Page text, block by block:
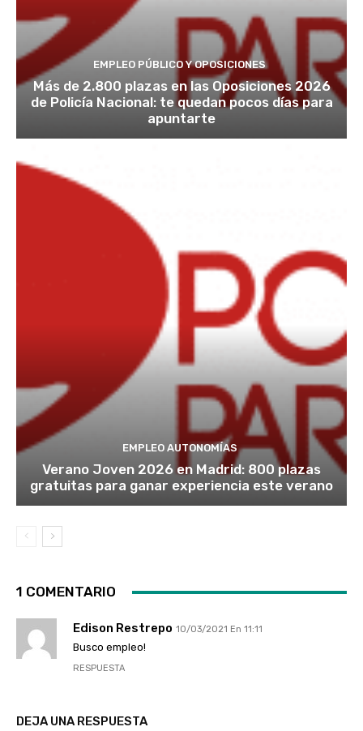
EMPLEO PÚBLICO Y OPOSICIONES
Más de 2.800 plazas en las Oposiciones 2026
de Policía Nacional: te quedan pocos días para
apuntarte
EMPLEO AUTONOMÍAS
Verano Joven 2026 en Madrid: 800 plazas
gratuitas para ganar experiencia este verano
1 COMENTARIO
Edison Restrepo 10/03/2021 En 11:11
Busco empleo!
RESPUESTA
DEJA UNA RESPUESTA